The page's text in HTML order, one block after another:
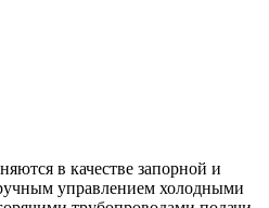
в качестве запорной и
управлением холодными